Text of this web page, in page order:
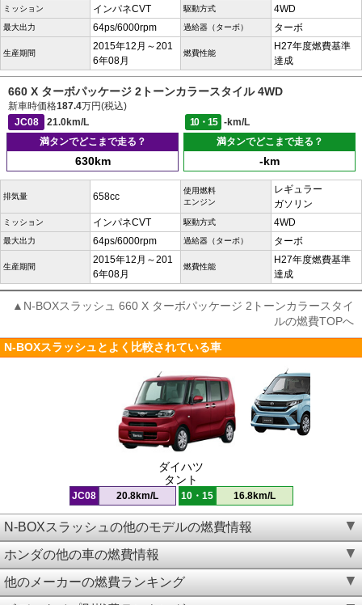
ミッション インパネCVT 駆動方式 4WD
最大出力 64ps/6000rpm 過給器（ターボ） ターボ
生産期間
2015年12月～201
6年08月
燃費性能
H27年度燃費基準
達成
660 X ターボパッケージ 2トーンカラースタイル 4WD
新車時価格187.4万円(税込)
JC08
21.0km/L 10・15
-km/L
満タンでどこまで走る？
630km
満タンでどこまで走る？
-km
排気量 658cc
使用燃料
エンジン
レギュラー
ガソリン
ミッション インパネCVT 駆動方式 4WD
最大出力 64ps/6000rpm 過給器（ターボ） ターボ
生産期間
2015年12月～201
6年08月
燃費性能
H27年度燃費基準
達成
▲N-BOXスラッシュ 660 X ターボパッケージ 2トーンカラースタイ
ルの燃費TOPへ
N-BOXスラッシュとよく比較されている車
ダイハツ
タント
JC08 20.8km/L 10・15 16.8km/L
N-BOXスラッシュの他のモデルの燃費情報
ホンダの他の車の燃費情報
他のメーカーの燃費ランキング